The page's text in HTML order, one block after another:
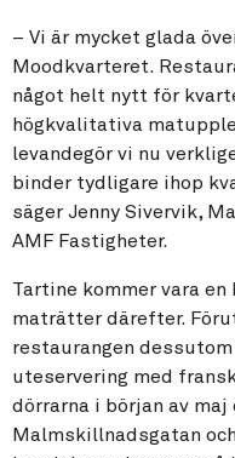
– Vi är mycket glada
Moodkvarteret.
något helt nytt för
högkvalitativa
levandegör vi nu
binder tydligare ihop
säger Jenny Sivervik,
AMF Fastigheter.
Tartine kommer vara
maträtter därefter.
restaurangen
uteservering med
dörrarna i början av
Malmskillnadsgatan